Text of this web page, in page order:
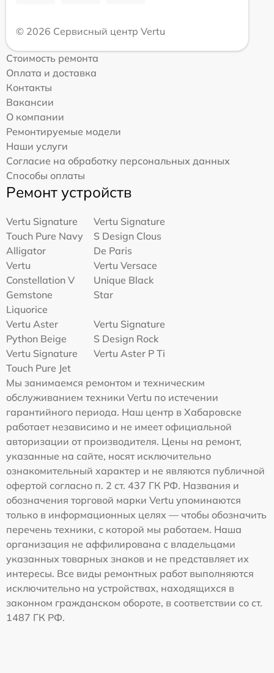
© 2026 Сервисный центр Vertu
Стоимость ремонта
Оплата и доставка
Контакты
Вакансии
О компании
Ремонтируемые модели
Наши услуги
Согласие на обработку персональных данных
Способы оплаты
Ремонт устройств
Vertu Signature
Touch Pure Navy
Alligator
Vertu Signature
S Design Clous
De Paris
Vertu
Constellation V
Gemstone
Liquorice
Vertu Versace
Unique Black
Star
Vertu Aster
Python Beige
Vertu Signature
S Design Rock
Vertu Signature
Touch Pure Jet
Vertu Aster P Ti
Мы занимаемся ремонтом и техническим
обслуживанием техники Vertu по истечении
гарантийного периода. Наш центр в Хабаровске
работает независимо и не имеет официальной
авторизации от производителя. Цены на ремонт,
указанные на сайте, носят исключительно
ознакомительный характер и не являются публичной
офертой согласно п. 2 ст. 437 ГК РФ. Названия и
обозначения торговой марки Vertu упоминаются
только в информационных целях — чтобы обозначить
перечень техники, с которой мы работаем. Наша
организация не аффилирована с владельцами
указанных товарных знаков и не представляет их
интересы. Все виды ремонтных работ выполняются
исключительно на устройствах, находящихся в
законном гражданском обороте, в соответствии со ст.
1487 ГК РФ.